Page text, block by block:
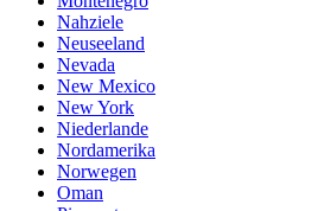
Nahziele
Neuseeland
Nevada
New Mexico
New York
Niederlande
Nordamerika
Norwegen
Oman